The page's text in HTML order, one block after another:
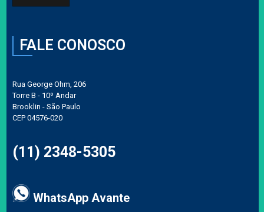
FALE CONOSCO
Rua George Ohm, 206
Torre B - 10º Andar
Brooklin - São Paulo
CEP 04576-020
(11) 2348-5305
WhatsApp Avante